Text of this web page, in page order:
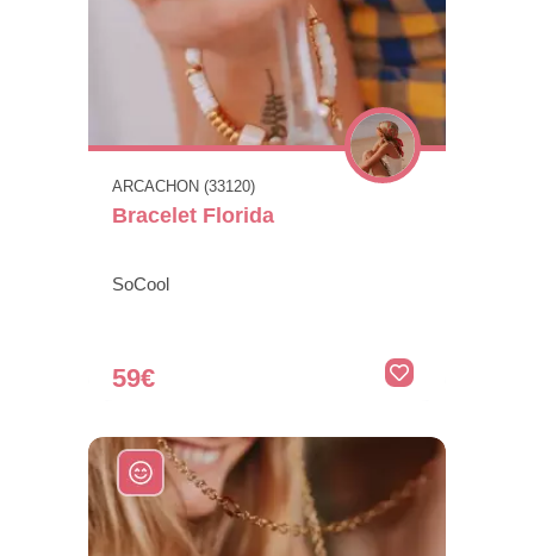
ARCACHON (33120)
Bracelet Florida
SoCool
59€